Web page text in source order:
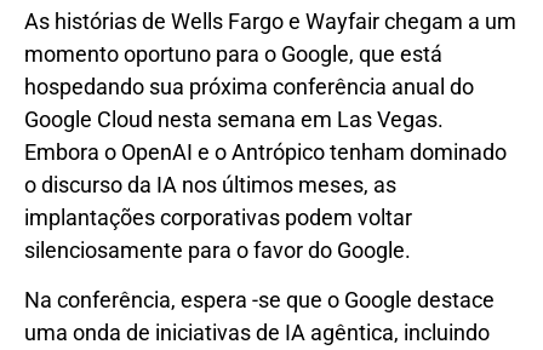
As histórias de Wells Fargo e Wayfair chegam a um
momento oportuno para o Google, que está
hospedando sua próxima conferência anual do
Google Cloud nesta semana em Las Vegas.
Embora o OpenAI e o Antrópico tenham dominado
o discurso da IA ​​nos últimos meses, as
implantações corporativas podem voltar
silenciosamente para o favor do Google.
Na conferência, espera -se que o Google destace
uma onda de iniciativas de IA agêntica, incluindo